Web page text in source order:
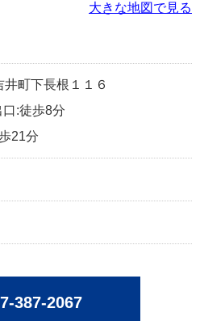
大きな地図で見る
町下長根１１６
口:徒歩8分
21分
387-2067